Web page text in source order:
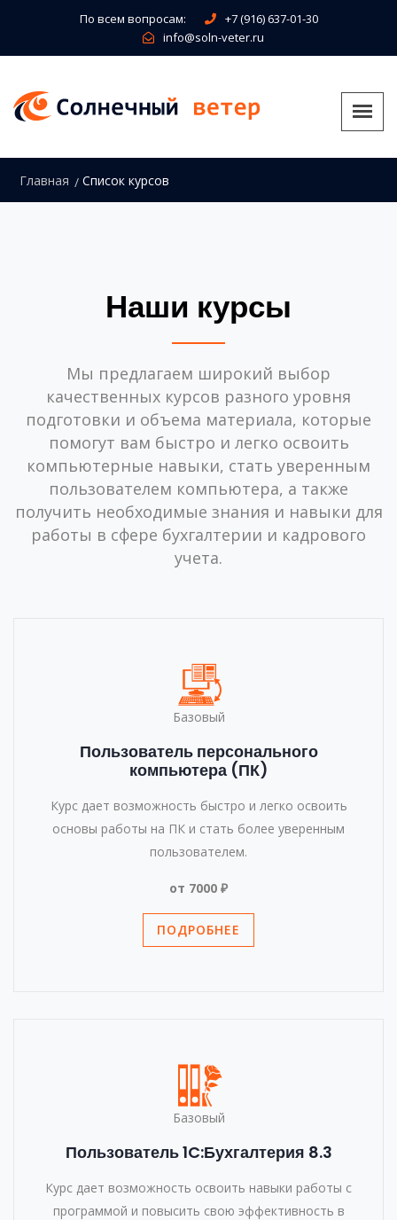
По всем вопросам:
+7 (916) 637-01-30
info@soln-veter.ru
Главная Список курсов
Наши курсы
Мы предлагаем широкий выбор
качественных курсов разного уровня
подготовки и объема материала, которые
помогут вам быстро и легко освоить
компьютерные навыки, стать уверенным
пользователем компьютера, а также
получить необходимые знания и навыки для
работы в сфере бухгалтерии и кадрового
учета.
Базовый
Пользователь персонального
компьютера (ПК)
Курс дает возможность быстро и легко освоить
основы работы на ПК и стать более уверенным
пользователем.
от 7000 ₽
ПОДРОБНЕЕ
Базовый
Пользователь 1C:Бухгалтерия 8.3
Курс дает возможность освоить навыки работы с
программой и повысить свою эффективность в